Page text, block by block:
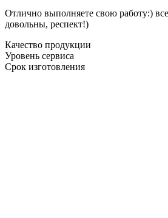
Отлично выполняете свою работу:)
довольны, респект!)
Качество продукции
Уровень сервиса
Срок изготовления